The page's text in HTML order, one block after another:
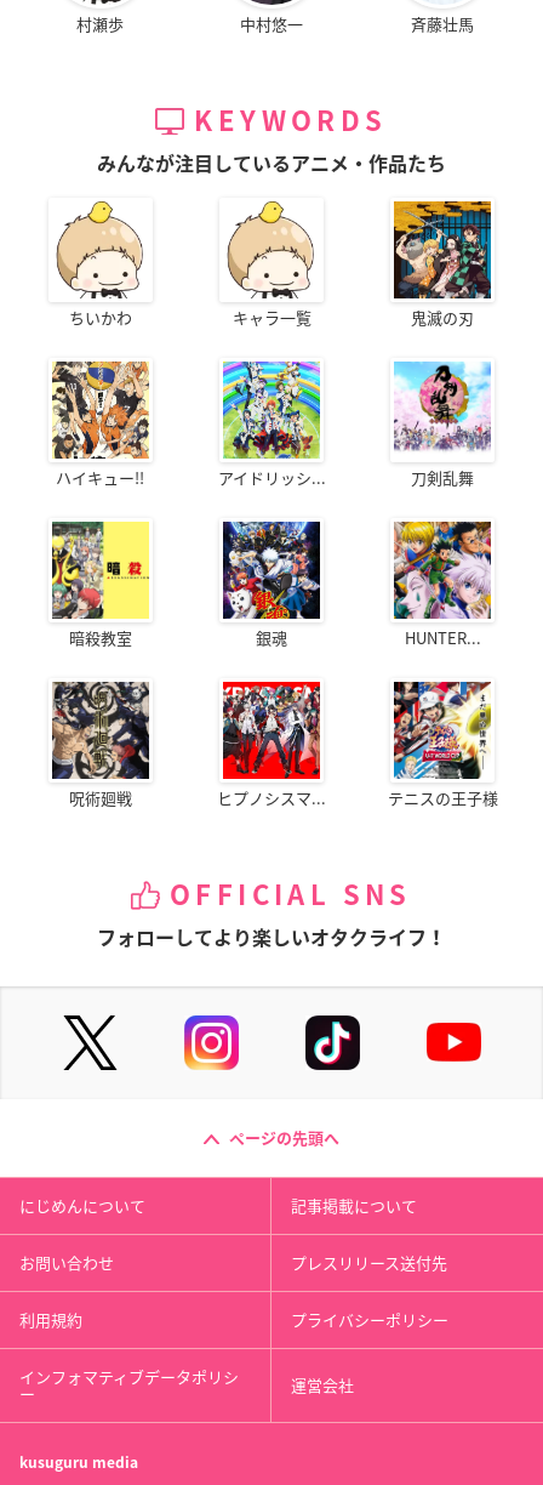
村瀬歩 中村悠一 斉藤壮馬
KEYWORDS
みんなが注目しているアニメ・作品たち
ちいかわ キャラ一覧 鬼滅の刃
ハイキュー!! アイドリッシ... 刀剣乱舞
暗殺教室 銀魂 HUNTER...
呪術廻戦 ヒプノシスマ... テニスの王子様
OFFICIAL SNS
フォローしてより楽しいオタクライフ！
ページの先頭へ
にじめんについて 記事掲載について
お問い合わせ プレスリリース送付先
利用規約 プライバシーポリシー
インフォマティブデータポリシ
ー 運営会社
kusuguru media